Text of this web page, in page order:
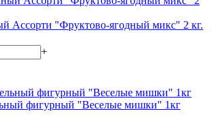
Ассорти "Фруктово-ягодный микс" 2 кг.
+
фигурный "Веселые мишки" 1кг